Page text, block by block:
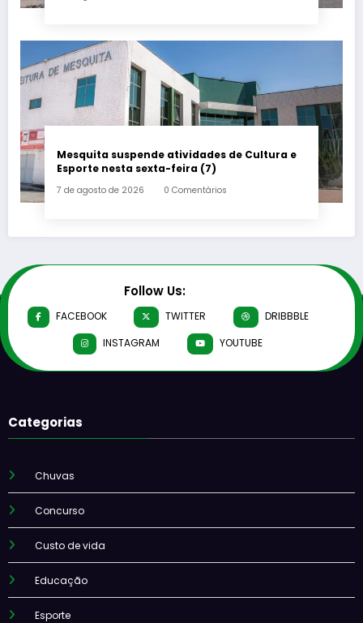
Mesquita suspende atividades de Cultura e
Esporte nesta sexta-feira (7)
7 de agosto de 2026 0 Comentários
Follow Us:
FACEBOOK TWITTER
DRIBBBLE
INSTAGRAM
YOUTUBE
Categorias
Chuvas
Concurso
Custo de vida
Educação
Esporte